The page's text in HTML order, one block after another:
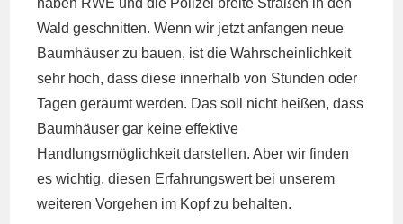
Wald geschnitten. Wenn wir jetzt anfangen neue
Baumhäuser zu bauen, ist die Wahrscheinlichkeit
sehr hoch, dass diese innerhalb von Stunden oder
Tagen geräumt werden. Das soll nicht heißen, dass
Baumhäuser gar keine effektive
Handlungsmöglichkeit darstellen. Aber wir finden
es wichtig, diesen Erfahrungswert bei unserem
weiteren Vorgehen im Kopf zu behalten.